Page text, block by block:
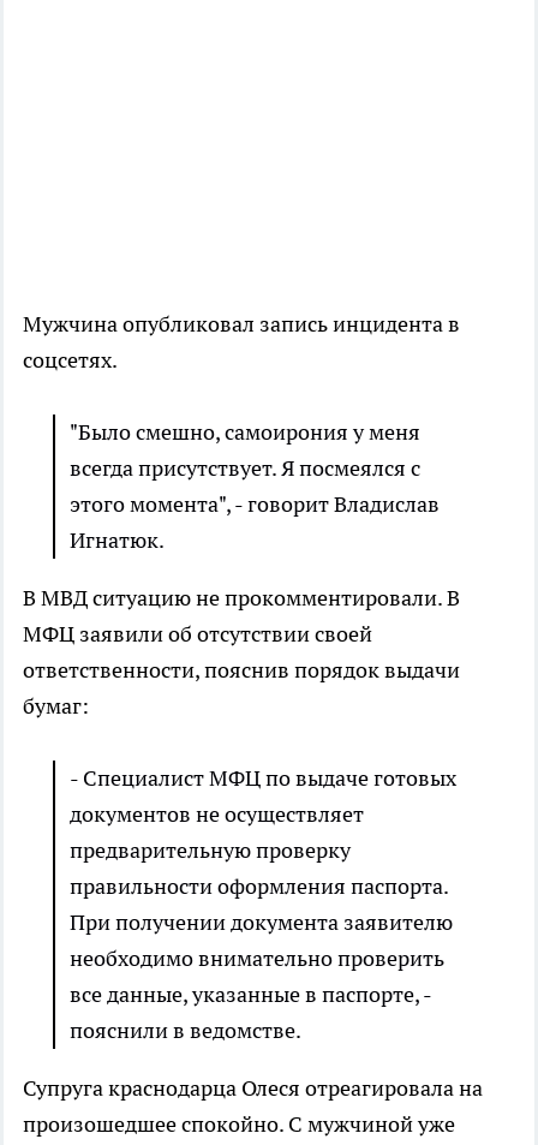
Мужчина опубликовал запись инцидента в
соцсетях.
"Было смешно, самоирония у меня
всегда присутствует. Я посмеялся с
этого момента", - говорит Владислав
Игнатюк.
В МВД ситуацию не прокомментировали. В
МФЦ заявили об отсутствии своей
ответственности, пояснив порядок выдачи
бумаг:
- Специалист МФЦ по выдаче готовых
документов не осуществляет
предварительную проверку
правильности оформления паспорта.
При получении документа заявителю
необходимо внимательно проверить
все данные, указанные в паспорте, -
пояснили в ведомстве.
Супруга краснодарца Олеся отреагировала на
произошедшее спокойно. С мужчиной уже